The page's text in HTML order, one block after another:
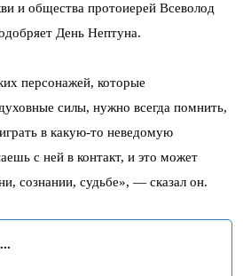
и общества протоиерей Всеволод
День Нептуна.
персонажей, которые
силы, нужно всегда помнить,
в какую-то неведомую
с ней в контакт, и это может
сознании, судьбе», — сказал он.